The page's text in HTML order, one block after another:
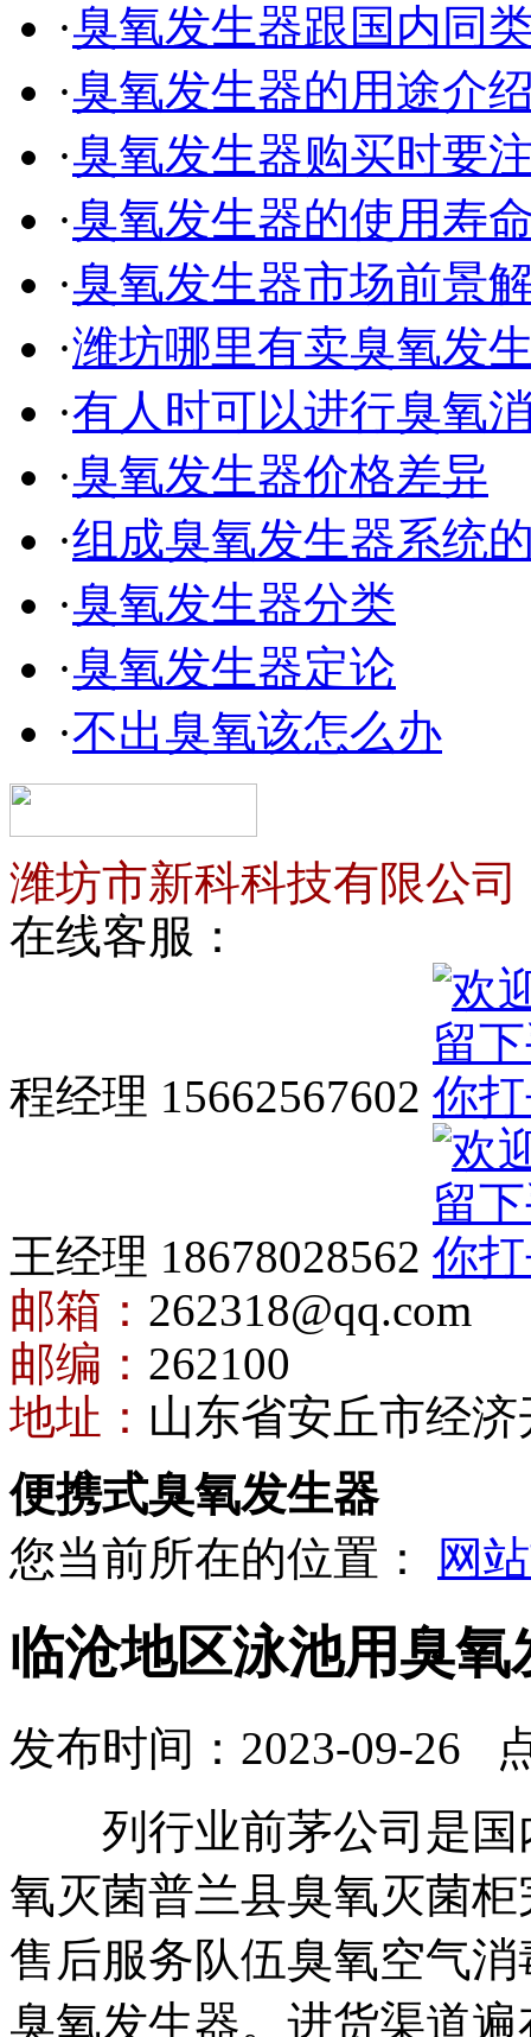
·臭氧发生器跟国内同
·臭氧发生器的用途介
·臭氧发生器购买时要
·臭氧发生器的使用寿
·臭氧发生器市场前景
·潍坊哪里有卖臭氧发
·有人时可以进行臭氧
·臭氧发生器价格差异
·组成臭氧发生器系统
·臭氧发生器分类
·臭氧发生器定论
·不出臭氧该怎么办
潍坊市新科科技有限公司
在线客服：
程经理 15662567602
王经理 18678028562
邮箱： 262318@qq.com
邮编： 262100
地址： 山东省安丘市经
便携式臭氧发生器
您当前所在的位置：
网
临沧地区泳池用臭氧
发布时间：2023-09-26
列行业前茅公司是国
氧灭菌普兰县臭氧灭菌
售后服务队伍臭氧空气
臭氧发生器。进货渠道